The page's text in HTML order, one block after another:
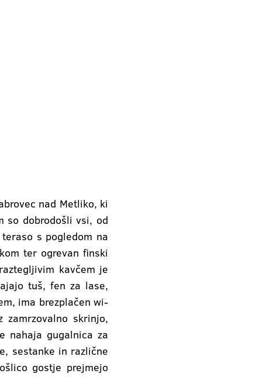
nad Metliko, ki
so dobrodošli vsi, od
s pogledom na
ter ogrevan finski
kavčem je
tuš, fen za lase,
ima brezplačen wi-
skrinjo,
nahaja gugalnica za
sestanke in različne
gostje prejmejo